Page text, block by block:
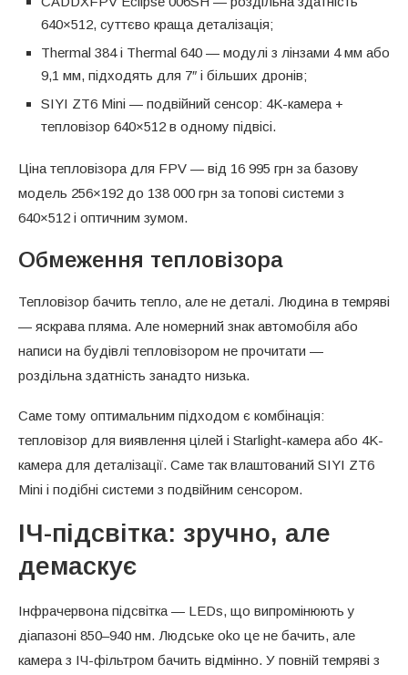
640×512, суттєво краща деталізація;
Thermal 384 і Thermal 640 — модулі з лінзами 4 мм або
9,1 мм, підходять для 7″ і більших дронів;
SIYI ZT6 Mini — подвійний сенсор: 4K-камера +
тепловізор 640×512 в одному підвісі.
Ціна тепловізора для FPV — від 16 995 грн за базову
модель 256×192 до 138 000 грн за топові системи з
640×512 і оптичним зумом.
Обмеження тепловізора
Тепловізор бачить тепло, але не деталі. Людина в темряві
— яскрава пляма. Але номерний знак автомобіля або
написи на будівлі тепловізором не прочитати —
роздільна здатність занадто низька.
Саме тому оптимальним підходом є комбінація:
тепловізор для виявлення цілей і Starlight-камера або 4K-
камера для деталізації. Саме так влаштований SIYI ZT6
Mini і подібні системи з подвійним сенсором.
ІЧ-підсвітка: зручно, але
демаскує
Інфрачервона підсвітка — LEDs, що випромінюють у
діапазоні 850–940 нм. Людське oko це не бачить, але
камера з ІЧ-фільтром бачить відмінно. У повній темряві з